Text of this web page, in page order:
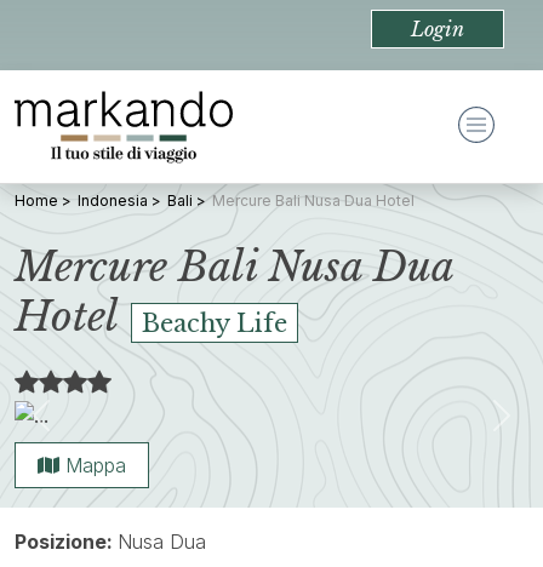
Login
Home Indonesia Bali Mercure Bali Nusa Dua Hotel
Mercure Bali Nusa Dua
Hotel
Beachy Life
Previous
Next
Mappa
Posizione: Nusa Dua